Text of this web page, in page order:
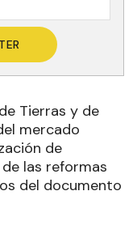
Tierras y de
mercado
de
las reformas
del documento